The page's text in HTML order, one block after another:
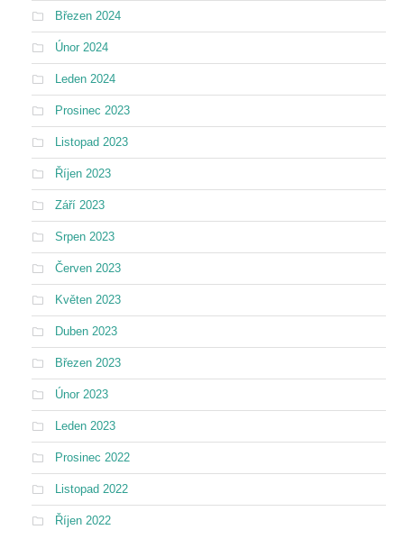
Březen 2024
Únor 2024
Leden 2024
Prosinec 2023
Listopad 2023
Říjen 2023
Září 2023
Srpen 2023
Červen 2023
Květen 2023
Duben 2023
Březen 2023
Únor 2023
Leden 2023
Prosinec 2022
Listopad 2022
Říjen 2022